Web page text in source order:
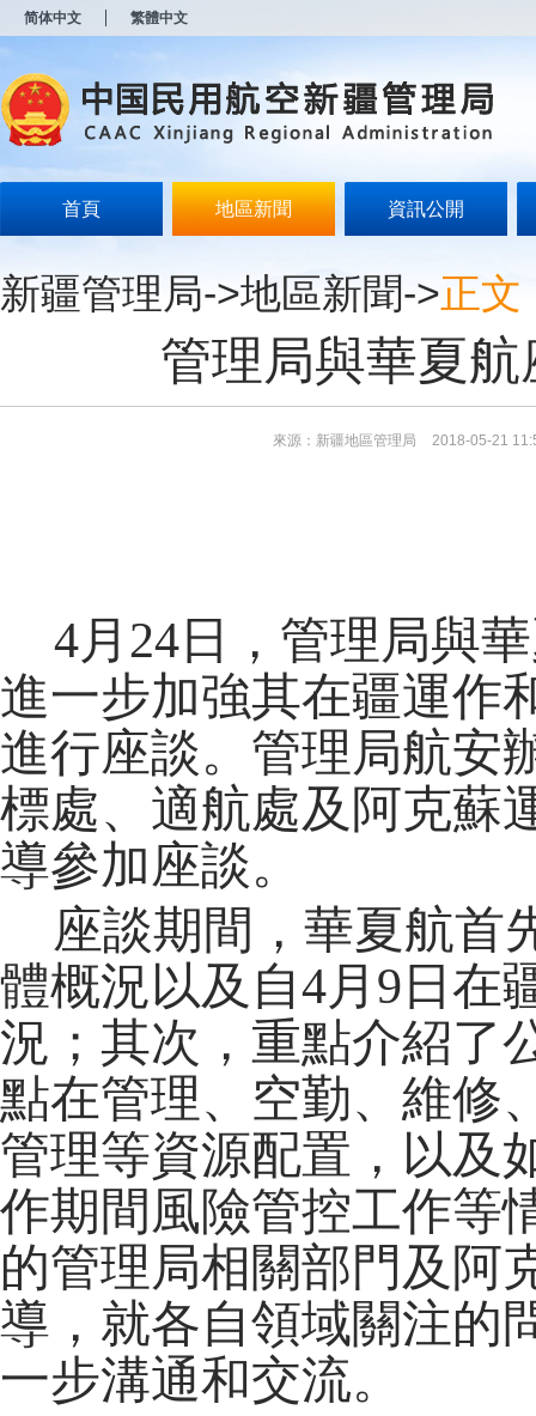
简体中文 繁體中文
首頁 地區新聞 資訊公開
新疆管理局->地區新聞->正文
管理局與華夏
來源：新疆地區管理局 2018-05-21
4月 24日，管理局與
進一步加強其在疆運作
進行座談。管理局航安
標處、適航處及阿克蘇
導參加座談。
座談期間，華夏航首
體概況以及自4月 9 日在
況；其次，重點介紹了
點在管理、空勤、維修
管理等資源配置，以及
作期間風險管控工作等
的管理局相關部門及阿
導，就各自領域關注的
一步溝通和交流。
开
无
障
说
Alt
加